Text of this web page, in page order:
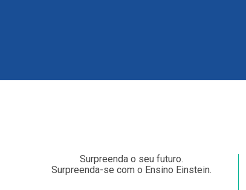
Surpreenda o seu futuro.
Surpreenda-se com o Ensino Einstein.